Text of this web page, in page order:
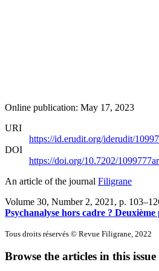
Online publication: May 17, 2023
URI
https://id.erudit.org/iderudit/
DOI
https://doi.org/10.7202/1099777ar
An article of the journal Filigrane
Volume 30, Number 2, 2021 , p.
Psychanalyse hors cadre ? Deuxième
Tous droits réservés © Revue Filigrane, 2022
Browse the articles in this issue